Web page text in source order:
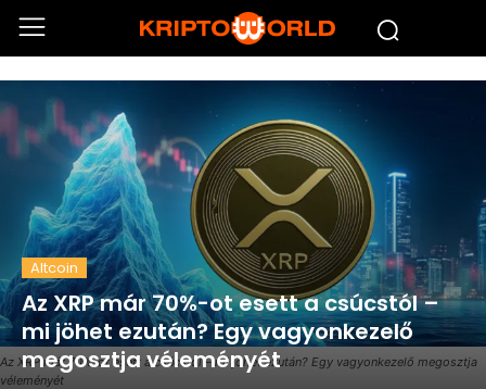
Az XRP már 70%-ot esett a csúcstól – mi jöhet ezután? Egy vagyonkezelő megosztja
véleményét
Altcoin
Az XRP már 70%-ot esett a csúcstól –
mi jöhet ezután? Egy vagyonkezelő
megosztja véleményét